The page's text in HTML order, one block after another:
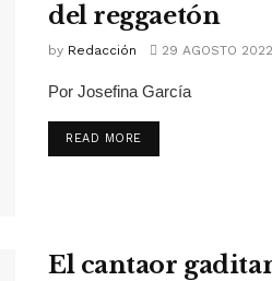
del reggaetón
by Redacción 29 AGOSTO 2022
Por Josefina García
READ MORE
El cantaor